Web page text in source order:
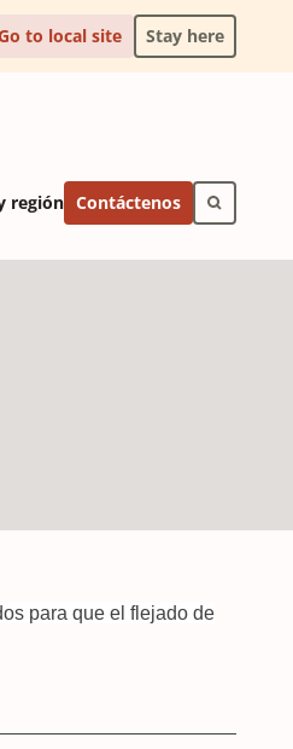
to local site Stay here
región Contáctenos
para que el flejado de